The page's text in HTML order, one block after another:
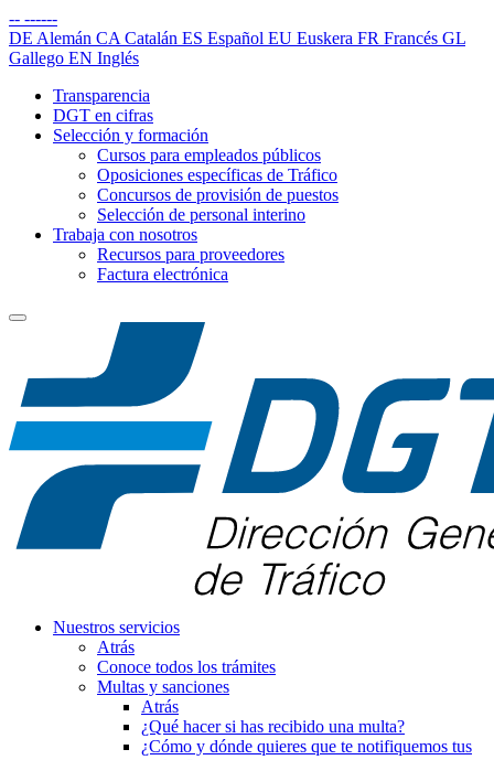
-- ------
DE Alemán CA Catalán ES Español EU Euskera FR Francés GL
Gallego EN Inglés
Transparencia
DGT en cifras
Selección y formación
Cursos para empleados públicos
Oposiciones específicas de Tráfico
Concursos de provisión de puestos
Selección de personal interino
Trabaja con nosotros
Recursos para proveedores
Factura electrónica
Nuestros servicios
Atrás
Conoce todos los trámites
Multas y sanciones
Atrás
¿Qué hacer si has recibido una multa?
¿Cómo y dónde quieres que te notifiquemos tus